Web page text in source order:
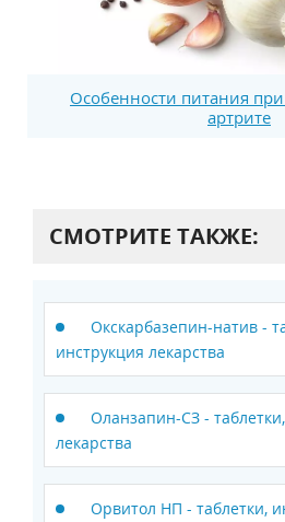
Особенности питания
артрите
СМОТРИТЕ ТАКЖЕ:
Окскарбазепин-натив -
инструкция лекарства
Оланзапин-СЗ -
лекарства
Орвитол НП - таблетки,